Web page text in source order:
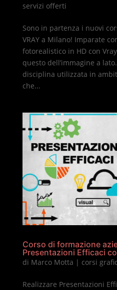
servizi offerti
Sono in partenza i nuovi
VRAY a Milano! Imparate
fotorealistico in HD con
questo dell’immagine a
disciplina utilizzata in
che...
Corso di formazione
Presentazioni Efficaci
di Marco Motta | corsi
Realizzare Presentazioni